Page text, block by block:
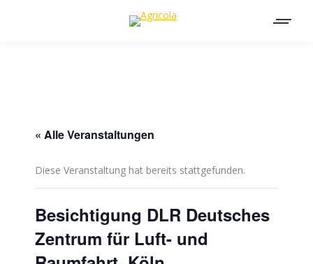
« Alle Veranstaltungen
Diese Veranstaltung hat bereits stattgefunden.
Besichtigung DLR Deutsches
Zentrum für Luft- und